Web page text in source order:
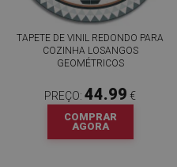
TAPETE DE VINIL REDONDO PARA
COZINHA LOSANGOS
GEOMÉTRICOS
PREÇO: 44.99 €
COMPRAR
AGORA